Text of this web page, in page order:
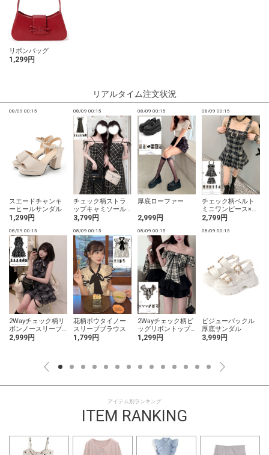
リボンバッグ
1,299円
リアルタイム注文状況
08/09 00:15
スエードチャンキ
ーヒールサンダル
1,299円
08/09 00:15
チェック柄ストラ
ップキャミソール
ワンピース
3,799円
08/09 00:15
厚底ローファー
2,999円
08/09 00:15
チェック柄ベルト
ミニワンピース×シ
ョートパンツセッ
2,799円
08/09 00:15
2Wayチェック柄リ
ボンノースリーブ
ミニワンピース
2,999円
08/09 00:15
花柄ボウタイノー
スリーブブラウス
1,799円
08/09 00:15
2Wayチェック柄ビ
ッグリボントップ
ス1,299円
08/09 00:15
ビジューバックル
厚底サンダル
3,999円
アイテム別ランキング
ITEM RANKING